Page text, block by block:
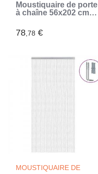
Moustiquaire de porte
à chaîne 56x202 cm
78,78 €
MOUSTIQUAIRE DE